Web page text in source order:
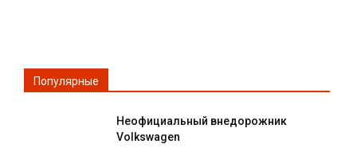
Популярные
Неофициальный внедорожник
Volkswagen